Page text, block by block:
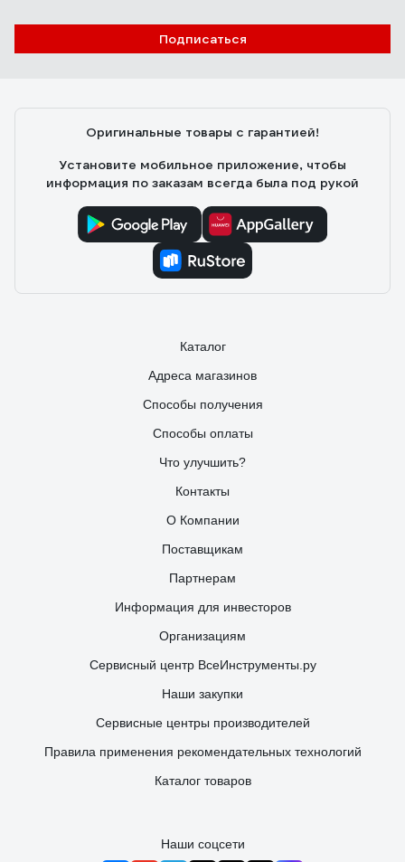
Подписаться
Оригинальные товары с гарантией!
Установите мобильное приложение, чтобы
информация по заказам всегда была под рукой
Каталог
Адреса магазинов
Способы получения
Способы оплаты
Что улучшить?
Контакты
О Компании
Поставщикам
Партнерам
Информация для инвесторов
Организациям
Сервисный центр ВсеИнструменты.ру
Наши закупки
Сервисные центры производителей
Правила применения рекомендательных технологий
Каталог товаров
Наши соцсети